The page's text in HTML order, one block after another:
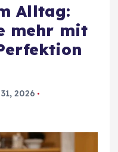
Alltag:
mehr mit
2026